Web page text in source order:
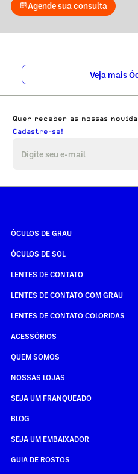
Agende sua consulta
Veja mais
Quer receber as nossas
Cadastre-se!
ÓCULOS DE GRAU
ÓCULOS DE SOL
LENTES DE CONTATO
LENTES DE CONTATO COM GRAU
LENTES DE CONTATO COLORIDAS
ACESSÓRIOS
QUEM SOMOS
NOSSAS LOJAS
SEJA UM FRANQUEADO
BLOG
SEJA UM EMBAIXADOR
GUIA DE ROSTOS